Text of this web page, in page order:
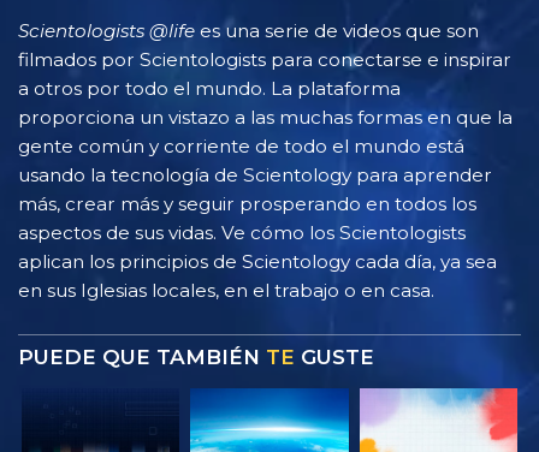
Scientologists @life es una serie de videos que son
filmados por Scientologists para conectarse e inspirar
a otros por todo el mundo. La plataforma
proporciona un vistazo a las muchas formas en que la
gente común y corriente de todo el mundo está
usando la tecnología de Scientology para aprender
más, crear más y seguir prosperando en todos los
aspectos de sus vidas. Ve cómo los Scientologists
aplican los principios de Scientology cada día, ya sea
en sus Iglesias locales, en el trabajo o en casa.
PUEDE QUE TAMBIÉN TE GUSTE